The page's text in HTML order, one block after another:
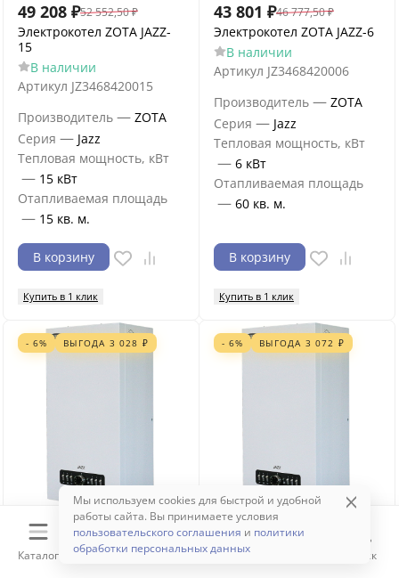
Каталог Корзина Избранное Поиск
49 208 ₽52 552,50 ₽
Электрокотел ZOTA JAZZ-
15
В наличии
Артикул JZ3468420015
Производитель — ZOTA
Серия — Jazz
Тепловая мощность, кВт
— 15 кВт
Отапливаемая площадь
— 15 кв. м.
В корзину
Купить в 1 клик
43 801 ₽46 777,50 ₽
Электрокотел ZOTA JAZZ-6
В наличии
Артикул JZ3468420006
Производитель — ZOTA
Серия — Jazz
Тепловая мощность, кВт
— 6 кВт
Отапливаемая площадь
— 60 кв. м.
В корзину
Купить в 1 клик
- 6% ВЫГОДА 3 028 ₽
44 558 ₽47 586
Электрокотел ZOTA JAZZ-
- 6% ВЫГОДА 3 072 ₽
45 207 ₽
Электрокотел ZOTA JAZZ-9
Мы используем cookies для быстрой и удобной
работы сайта. Вы принимаете условия
пользовательского соглашения и политики
обработки персональных данных